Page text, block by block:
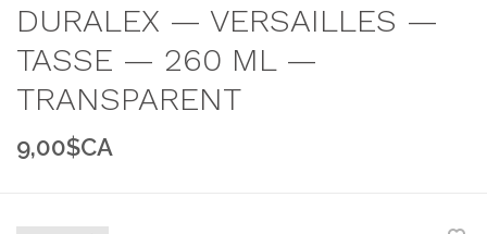
DURALEX — VERSAILLES —
TASSE — 260 ML —
TRANSPARENT
9,00$CA